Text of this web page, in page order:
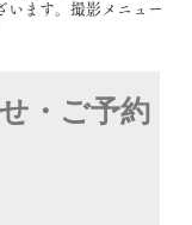
います。撮影メニュー
・ご予約